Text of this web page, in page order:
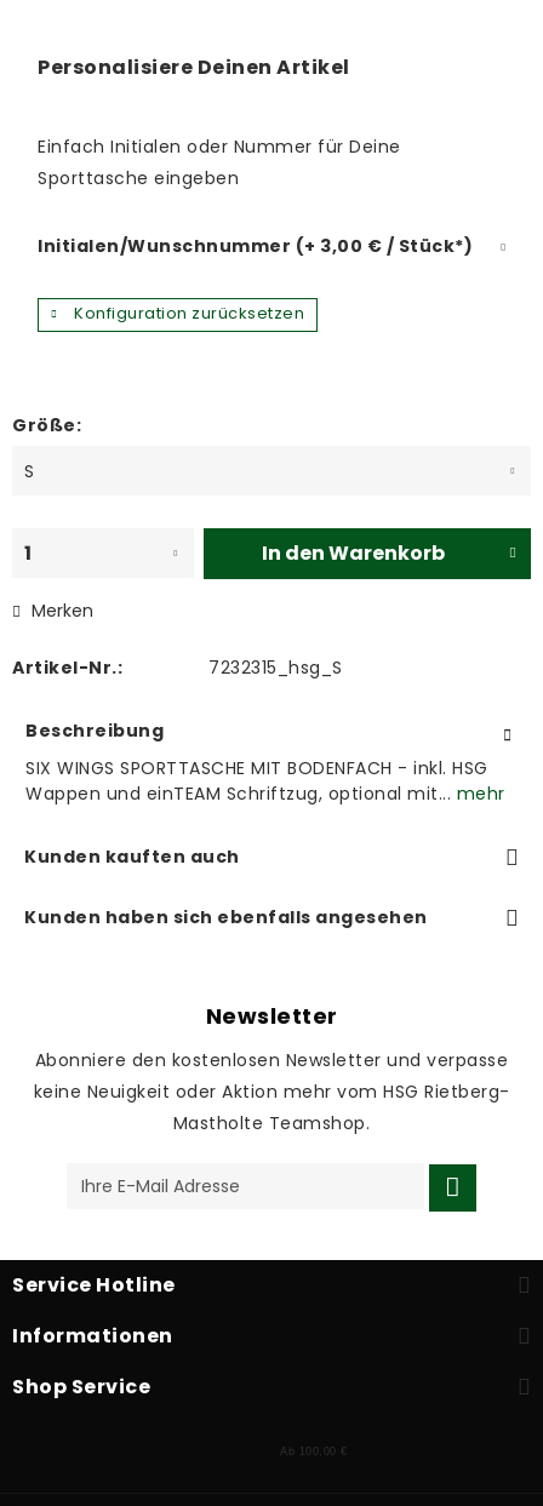
Personalisiere Deinen Artikel
Einfach Initialen oder Nummer für Deine
Sporttasche eingeben
Initialen/Wunschnummer (+ 3,00 € / Stück*)
Konfiguration zurücksetzen
Größe:
In denWarenkorb
Merken
Artikel-Nr.: 7232315_hsg_S
Beschreibung
SIX WINGS SPORTTASCHE MIT BODENFACH - inkl. HSG
Wappen und einTEAM Schriftzug, optional mit... mehr
Kunden kauften auch
Kunden haben sich ebenfalls angesehen
Newsletter
Abonniere den kostenlosen Newsletter und verpasse
keine Neuigkeit oder Aktion mehr vom HSG Rietberg-
Mastholte Teamshop.
Service Hotline
Informationen
Shop Service
Ab 100,00 €